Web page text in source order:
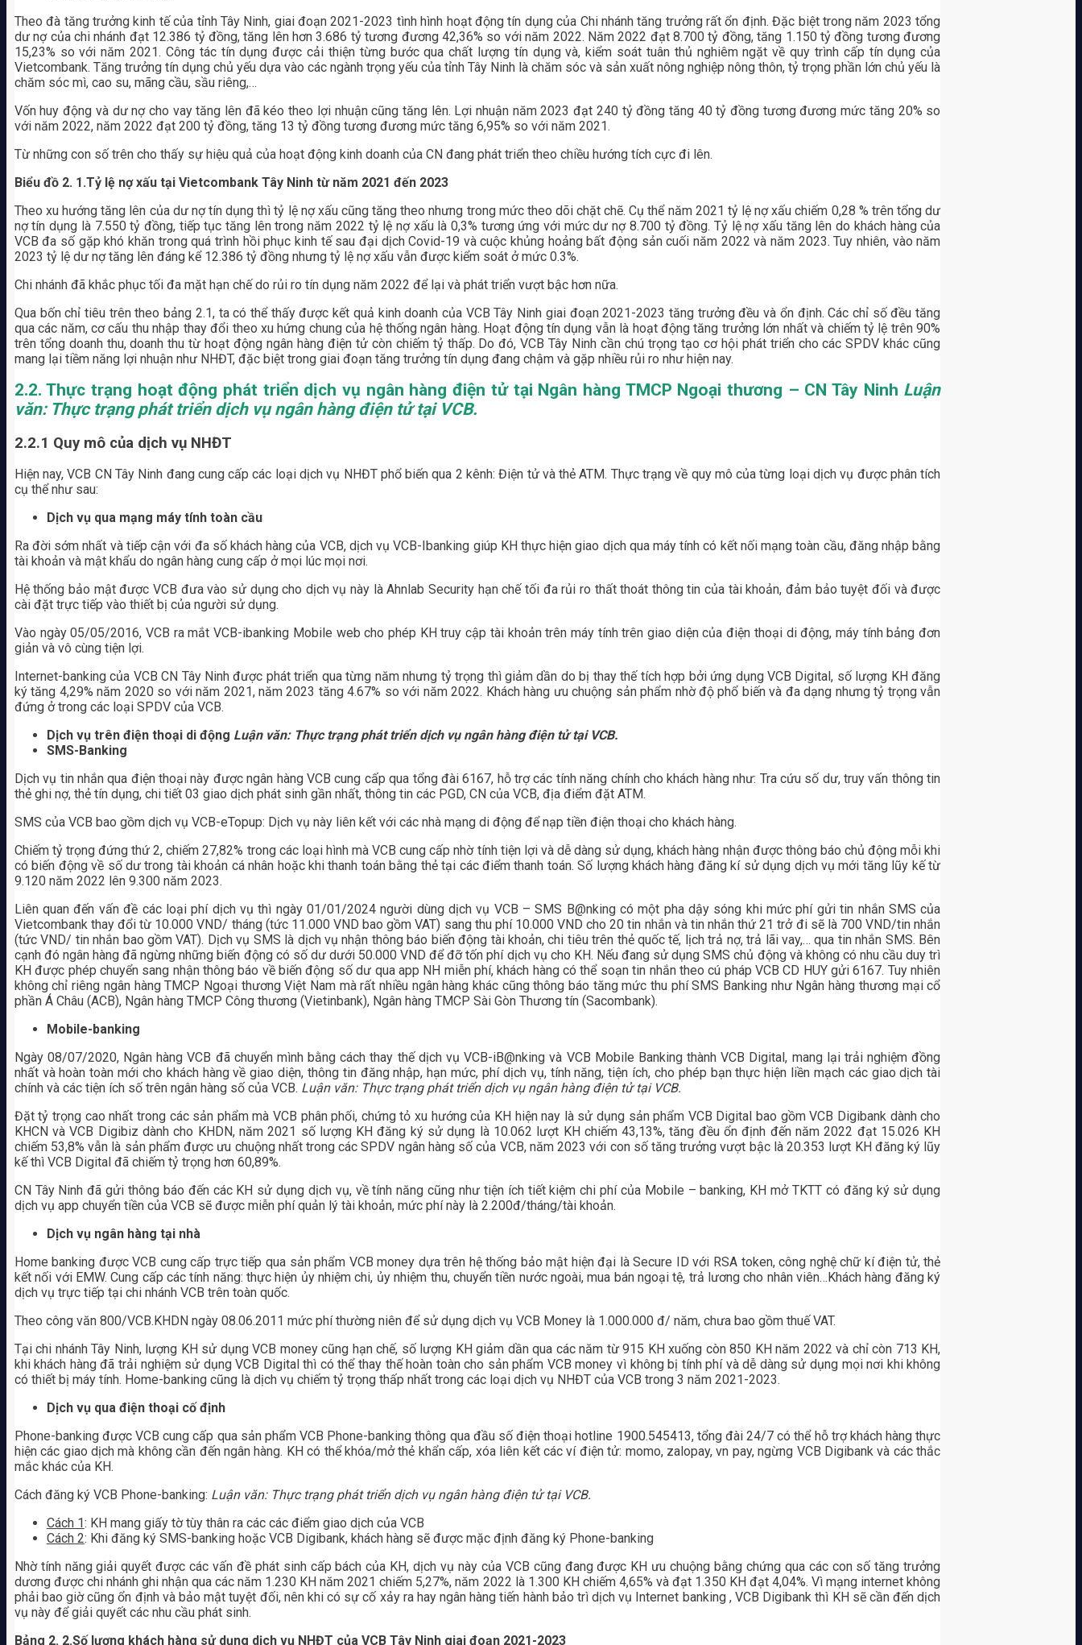
Theo đà tăng trưởng kinh tế của tỉnh Tây Ninh, giai đoạn 2021-2023 tình hình hoạt động tín dụng của Chi nhánh tăng trưởng rất ổn định. Đặc biệt trong năm 2023 tổng
dư nợ của chi nhánh đạt 12.386 tỷ đồng, tăng lên hơn 3.686 tỷ tương đương 42,36% so với năm 2022. Năm 2022 đạt 8.700 tỷ đồng, tăng 1.150 tỷ đồng tương đương
15,23% so với năm 2021. Công tác tín dụng được cải thiện từng bước qua chất lượng tín dụng và, kiểm soát tuân thủ nghiêm ngặt về quy trình cấp tín dụng của
Vietcombank. Tăng trưởng tín dụng chủ yếu dựa vào các ngành trọng yếu của tỉnh Tây Ninh là chăm sóc và sản xuất nông nghiệp nông thôn, tỷ trọng phần lớn chủ yếu là
chăm sóc mì, cao su, mãng cầu, sầu riêng,…
Vốn huy động và dư nợ cho vay tăng lên đã kéo theo lợi nhuận cũng tăng lên. Lợi nhuận năm 2023 đạt 240 tỷ đồng tăng 40 tỷ đồng tương đương mức tăng 20% so
với năm 2022, năm 2022 đạt 200 tỷ đồng, tăng 13 tỷ đồng tương đương mức tăng 6,95% so với năm 2021.
Từ những con số trên cho thấy sự hiệu quả của hoạt động kinh doanh của CN đang phát triển theo chiều hướng tích cực đi lên.
Biểu đồ 2. 1.Tỷ lệ nợ xấu tại Vietcombank Tây Ninh từ năm 2021 đến 2023
Theo xu hướng tăng lên của dư nợ tín dụng thì tỷ lệ nợ xấu cũng tăng theo nhưng trong mức theo dõi chặt chẽ. Cụ thể năm 2021 tỷ lệ nợ xấu chiếm 0,28 % trên tổng dư
nợ tín dụng là 7.550 tỷ đồng, tiếp tục tăng lên trong năm 2022 tỷ lệ nợ xấu là 0,3% tương ứng với mức dư nợ 8.700 tỷ đồng. Tỷ lệ nợ xấu tăng lên do khách hàng của
VCB đa số gặp khó khăn trong quá trình hồi phục kinh tế sau đại dịch Covid-19 và cuộc khủng hoảng bất động sản cuối năm 2022 và năm 2023. Tuy nhiên, vào năm
2023 tỷ lệ dư nợ tăng lên đáng kể 12.386 tỷ đồng nhưng tỷ lệ nợ xấu vẫn được kiểm soát ở mức 0.3%.
Chi nhánh đã khắc phục tối đa mặt hạn chế do rủi ro tín dụng năm 2022 để lại và phát triển vượt bậc hơn nữa.
Qua bốn chỉ tiêu trên theo bảng 2.1, ta có thể thấy được kết quả kinh doanh của VCB Tây Ninh giai đoạn 2021-2023 tăng trưởng đều và ổn định. Các chỉ số đều tăng
qua các năm, cơ cấu thu nhập thay đổi theo xu hứng chung của hệ thống ngân hàng. Hoạt động tín dụng vẫn là hoạt động tăng trưởng lớn nhất và chiếm tỷ lệ trên 90%
trên tổng doanh thu, doanh thu từ hoạt động ngân hàng điện tử còn chiếm tỷ thấp. Do đó, VCB Tây Ninh cần chú trọng tạo cơ hội phát triển cho các SPDV khác cũng
mang lại tiềm năng lợi nhuận như NHĐT, đặc biệt trong giai đoạn tăng trưởng tín dụng đang chậm và gặp nhiều rủi ro như hiện nay.
2.2. Thực trạng hoạt động phát triển dịch vụ ngân hàng điện tử tại Ngân hàng TMCP Ngoại thương – CN Tây Ninh Luận
văn: Thực trạng phát triển dịch vụ ngân hàng điện tử tại VCB.
2.2.1 Quy mô của dịch vụ NHĐT
Hiện nay, VCB CN Tây Ninh đang cung cấp các loại dịch vụ NHĐT phổ biến qua 2 kênh: Điện tử và thẻ ATM. Thực trạng về quy mô của từng loại dịch vụ được phân tích
cụ thể như sau:
Dịch vụ qua mạng máy tính toàn cầu
Ra đời sớm nhất và tiếp cận với đa số khách hàng của VCB, dịch vụ VCB-Ibanking giúp KH thực hiện giao dịch qua máy tính có kết nối mạng toàn cầu, đăng nhập bằng
tài khoản và mật khẩu do ngân hàng cung cấp ở mọi lúc mọi nơi.
Hệ thống bảo mật được VCB đưa vào sử dụng cho dịch vụ này là Ahnlab Security hạn chế tối đa rủi ro thất thoát thông tin của tài khoản, đảm bảo tuyệt đối và được
cài đặt trực tiếp vào thiết bị của người sử dụng.
Vào ngày 05/05/2016, VCB ra mắt VCB-ibanking Mobile web cho phép KH truy cập tài khoản trên máy tính trên giao diện của điện thoại di động, máy tính bảng đơn
giản và vô cùng tiện lợi.
Internet-banking của VCB CN Tây Ninh được phát triển qua từng năm nhưng tỷ trọng thì giảm dần do bị thay thế tích hợp bởi ứng dụng VCB Digital, số lượng KH đăng
ký tăng 4,29% năm 2020 so với năm 2021, năm 2023 tăng 4.67% so với năm 2022. Khách hàng ưu chuộng sản phẩm nhờ độ phổ biến và đa dạng nhưng tỷ trọng vẫn
đứng ở trong các loại SPDV của VCB.
Dịch vụ trên điện thoại di động Luận văn: Thực trạng phát triển dịch vụ ngân hàng điện tử tại VCB.
SMS-Banking
Dịch vụ tin nhắn qua điện thoại này được ngân hàng VCB cung cấp qua tổng đài 6167, hỗ trợ các tính năng chính cho khách hàng như: Tra cứu số dư, truy vấn thông tin
thẻ ghi nợ, thẻ tín dụng, chi tiết 03 giao dịch phát sinh gần nhất, thông tin các PGD, CN của VCB, địa điểm đặt ATM.
SMS của VCB bao gồm dịch vụ VCB-eTopup: Dịch vụ này liên kết với các nhà mạng di động để nạp tiền điện thoại cho khách hàng.
Chiếm tỷ trọng đứng thứ 2, chiếm 27,82% trong các loại hình mà VCB cung cấp nhờ tính tiện lợi và dễ dàng sử dụng, khách hàng nhận được thông báo chủ động mỗi khi
có biến động về số dư trong tài khoản cá nhân hoặc khi thanh toán bằng thẻ tại các điểm thanh toán. Số lượng khách hàng đăng kí sử dụng dịch vụ mới tăng lũy kế từ
9.120 năm 2022 lên 9.300 năm 2023.
Liên quan đến vấn đề các loại phí dịch vụ thì ngày 01/01/2024 người dùng dịch vụ VCB – SMS B@nking có một pha dậy sóng khi mức phí gửi tin nhắn SMS của
Vietcombank thay đổi từ 10.000 VND/ tháng (tức 11.000 VND bao gồm VAT) sang thu phí 10.000 VND cho 20 tin nhắn và tin nhắn thứ 21 trở đi sẽ là 700 VND/tin nhắn
(tức VND/ tin nhắn bao gồm VAT). Dịch vụ SMS là dịch vụ nhận thông báo biến động tài khoản, chi tiêu trên thẻ quốc tế, lịch trả nợ, trả lãi vay,… qua tin nhắn SMS. Bên
cạnh đó ngân hàng đã ngừng những biến động có số dư dưới 50.000 VND để đỡ tốn phí dịch vụ cho KH. Nếu đang sử dụng SMS chủ động và không có nhu cầu duy trì
KH được phép chuyển sang nhận thông báo về biến động số dư qua app NH miễn phí, khách hàng có thể soạn tin nhắn theo cú pháp VCB CD HUY gửi 6167. Tuy nhiên
không chỉ riêng ngân hàng TMCP Ngoại thương Việt Nam mà rất nhiều ngân hàng khác cũng thông báo tăng mức thu phí SMS Banking như Ngân hàng thương mại cổ
phần Á Châu (ACB), Ngân hàng TMCP Công thương (Vietinbank), Ngân hàng TMCP Sài Gòn Thương tín (Sacombank).
Mobile-banking
Ngày 08/07/2020, Ngân hàng VCB đã chuyển mình bằng cách thay thế dịch vụ VCB-iB@nking và VCB Mobile Banking thành VCB Digital, mang lại trải nghiệm đồng
nhất và hoàn toàn mới cho khách hàng về giao diện, thông tin đăng nhập, hạn mức, phí dịch vụ, tính năng, tiện ích, cho phép bạn thực hiện liền mạch các giao dịch tài
chính và các tiện ích số trên ngân hàng số của VCB. Luận văn: Thực trạng phát triển dịch vụ ngân hàng điện tử tại VCB.
Đặt tỷ trọng cao nhất trong các sản phẩm mà VCB phân phối, chứng tỏ xu hướng của KH hiện nay là sử dụng sản phẩm VCB Digital bao gồm VCB Digibank dành cho
KHCN và VCB Digibiz dành cho KHDN, năm 2021 số lượng KH đăng ký sử dụng là 10.062 lượt KH chiếm 43,13%, tăng đều ổn định đến năm 2022 đạt 15.026 KH
chiếm 53,8% vẫn là sản phẩm được ưu chuộng nhất trong các SPDV ngân hàng số của VCB, năm 2023 với con số tăng trưởng vượt bậc là 20.353 lượt KH đăng ký lũy
kế thì VCB Digital đã chiếm tỷ trọng hơn 60,89%.
CN Tây Ninh đã gửi thông báo đến các KH sử dụng dịch vụ, về tính năng cũng như tiện ích tiết kiệm chi phí của Mobile – banking, KH mở TKTT có đăng ký sử dụng
dịch vụ app chuyển tiền của VCB sẽ được miễn phí quản lý tài khoản, mức phí này là 2.200đ/tháng/tài khoản.
Dịch vụ ngân hàng tại nhà
Home banking được VCB cung cấp trực tiếp qua sản phẩm VCB money dựa trên hệ thống bảo mật hiện đại là Secure ID với RSA token, công nghệ chữ kí điện tử, thẻ
kết nối với EMW. Cung cấp các tính năng: thực hiện ủy nhiệm chi, ủy nhiệm thu, chuyển tiền nước ngoài, mua bán ngoại tệ, trả lương cho nhân viên…Khách hàng đăng ký
dịch vụ trực tiếp tại chi nhánh VCB trên toàn quốc.
Theo công văn 800/VCB.KHDN ngày 08.06.2011 mức phí thường niên để sử dụng dịch vụ VCB Money là 1.000.000 đ/ năm, chưa bao gồm thuế VAT.
Tại chi nhánh Tây Ninh, lượng KH sử dụng VCB money cũng hạn chế, số lượng KH giảm dần qua các năm từ 915 KH xuống còn 850 KH năm 2022 và chỉ còn 713 KH,
khi khách hàng đã trải nghiệm sử dụng VCB Digital thì có thể thay thế hoàn toàn cho sản phẩm VCB money vì không bị tính phí và dễ dàng sử dụng mọi nơi khi không
có thiết bị máy tính. Home-banking cũng là dịch vụ chiếm tỷ trọng thấp nhất trong các loại dịch vụ NHĐT của VCB trong 3 năm 2021-2023.
Dịch vụ qua điện thoại cố định
Phone-banking được VCB cung cấp qua sản phẩm VCB Phone-banking thông qua đầu số điện thoại hotline 1900.545413, tổng đài 24/7 có thể hỗ trợ khách hàng thực
hiện các giao dịch mà không cần đến ngân hàng. KH có thể khóa/mở thẻ khẩn cấp, xóa liên kết các ví điện tử: momo, zalopay, vn pay, ngừng VCB Digibank và các thắc
mắc khác của KH.
Cách đăng ký VCB Phone-banking: Luận văn: Thực trạng phát triển dịch vụ ngân hàng điện tử tại VCB.
Cách 1: KH mang giấy tờ tùy thân ra các các điểm giao dịch của VCB
Cách 2: Khi đăng ký SMS-banking hoặc VCB Digibank, khách hàng sẽ được mặc định đăng ký Phone-banking
Nhờ tính năng giải quyết được các vấn đề phát sinh cấp bách của KH, dịch vụ này của VCB cũng đang được KH ưu chuộng bằng chứng qua các con số tăng trưởng
dương được chi nhánh ghi nhận qua các năm 1.230 KH năm 2021 chiếm 5,27%, năm 2022 là 1.300 KH chiếm 4,65% và đạt 1.350 KH đạt 4,04%. Vì mạng internet không
phải bao giờ cũng ổn định và bảo mật tuyệt đối, nên khi có sự cố xảy ra hay ngân hàng tiến hành bảo trì dịch vụ Internet banking , VCB Digibank thì KH sẽ cần đến dịch
vụ này để giải quyết các nhu cầu phát sinh.
Bảng 2. 2.Số lượng khách hàng sử dụng dịch vụ NHĐT của VCB Tây Ninh giai đoạn 2021-2023